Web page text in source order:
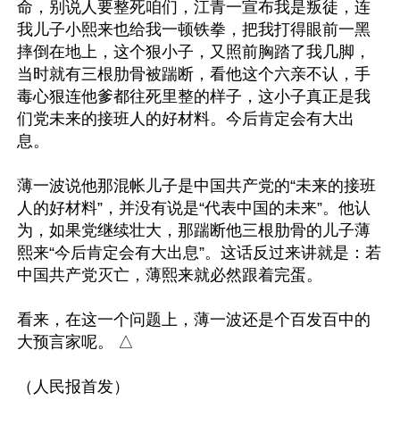
命，别说人要整死咱们，江青一宣布我是叛徒，连
我儿子小熙来也给我一顿铁拳，把我打得眼前一黑
摔倒在地上，这个狠小子，又照前胸踏了我几脚，
当时就有三根肋骨被踹断，看他这个六亲不认，手
毒心狠连他爹都往死里整的样子，这小子真正是我
们党未来的接班人的好材料。今后肯定会有大出
息。
薄一波说他那混帐儿子是中国共产党的“未来的接班
人的好材料”，并没有说是“代表中国的未来”。他认
为，如果党继续壮大，那踹断他三根肋骨的儿子薄
熙来“今后肯定会有大出息”。这话反过来讲就是：若
中国共产党灭亡，薄熙来就必然跟着完蛋。
看来，在这一个问题上，薄一波还是个百发百中的
大预言家呢。 △